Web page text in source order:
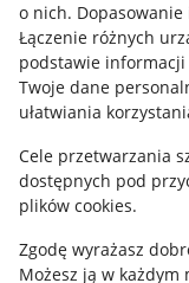
o nich. Dopasowanie
Łączenie różnych
podstawie informacji
Twoje dane
ułatwiania
Cele przetwarzania
dostępnych pod
plików cookies.
Zgodę wyrażasz
Możesz ją w
Regulamin
Polityka plików
Ustawienia plików
Udostępnianie
Informacje dla Aktu
Pobierz aplikację